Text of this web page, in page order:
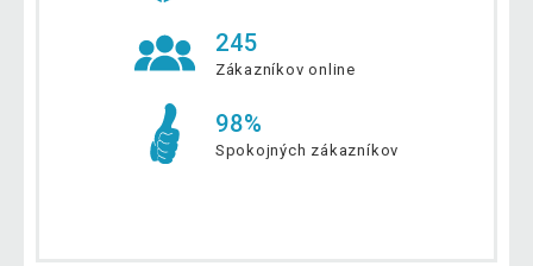
245
Zákazníkov online
98%
Spokojných zákazníkov